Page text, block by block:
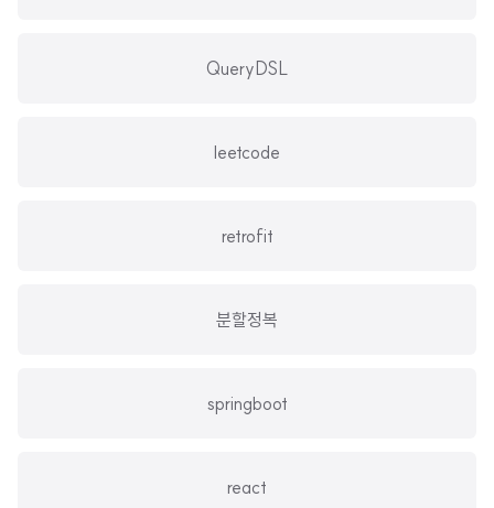
QueryDSL
leetcode
retrofit
분할정복
springboot
react